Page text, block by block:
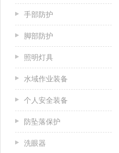
手部防护
脚部防护
照明灯具
水域作业装备
个人安全装备
防坠落保护
洗眼器